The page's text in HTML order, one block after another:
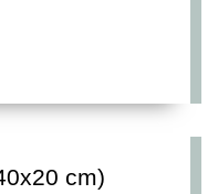
cm)